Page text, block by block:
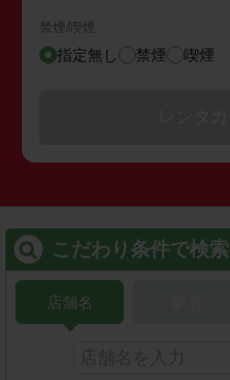
禁煙/喫煙
指定無し 禁煙 喫煙
こだわり条件で検索
店舗名